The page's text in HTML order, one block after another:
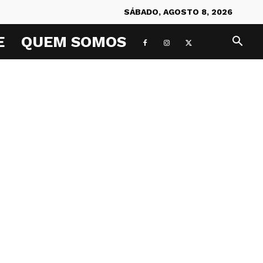
SÁBADO, AGOSTO 8, 2026
QUEM SOMOS